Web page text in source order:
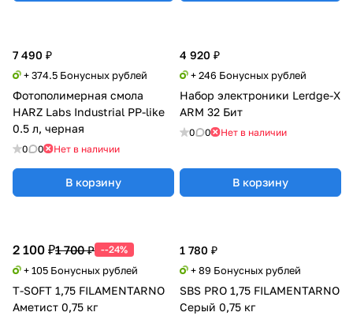
7 490 ₽
+ 374.5 Бонусных рублей
Фотополимерная смола
HARZ Labs Industrial PP-like
0.5 л, черная
0 0 Нет в наличии
В корзину
4 920 ₽
+ 246 Бонусных рублей
Набор электроники Lerdge-X
ARM 32 Бит
0 0 Нет в наличии
В корзину
2 100 ₽1 700 ₽ --24%
+ 105 Бонусных рублей
T-SOFT 1,75 FILAMENTARNO
Аметист 0,75 кг
1 780 ₽
+ 89 Бонусных рублей
SBS PRO 1,75 FILAMENTARNO
Серый 0,75 кг